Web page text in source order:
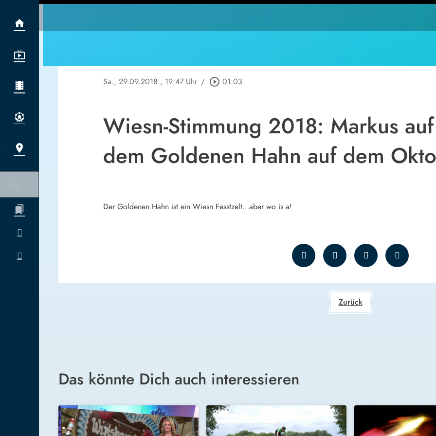
Sa., 29.09.2018 , 19:47 Uhr / play_circle_outline 01:03
Wiesn-Stimmung 2018: Markus
dem Goldenen Hahn auf dem
Der Goldenen Hahn ist ein Wiesn Fesstzelt…aber wo is a!
Zurück
Das könnte Dich auch interessieren